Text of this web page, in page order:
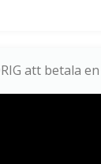
att betala